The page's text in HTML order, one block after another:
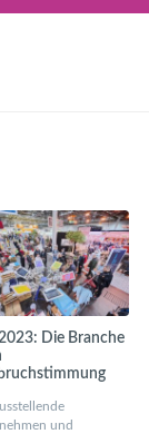
Die Branche
und